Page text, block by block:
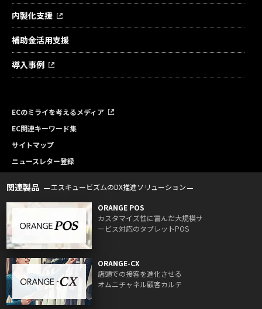
内製化支援
補助金活用支援
導入事例
ECのミライを考えるメディア
EC関連キーワード集
サイトマップ
ニュースレター登録
関連製品 エスキュービズムのDX推進ソリューション
ORANGE POS
カスタマイズ性に富んだ大規模サ
ービス対応のタブレットPOS
ORANGE-CX
店頭での接客を進化させる
オムニチャネル顧客カルテ